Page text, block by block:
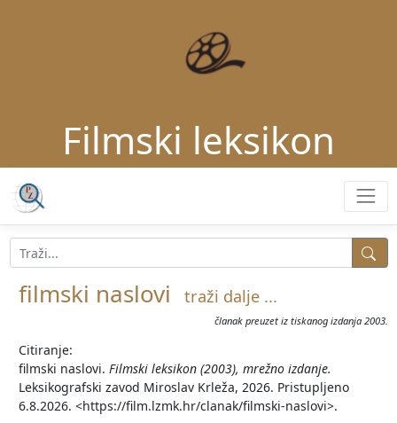
Filmski leksikon
filmski naslovi traži dalje ...
članak preuzet iz tiskanog izdanja 2003.
Citiranje:
filmski naslovi. Filmski leksikon (2003), mrežno izdanje.
Leksikografski zavod Miroslav Krleža, 2026. Pristupljeno
6.8.2026. <https://film.lzmk.hr/clanak/filmski-naslovi>.